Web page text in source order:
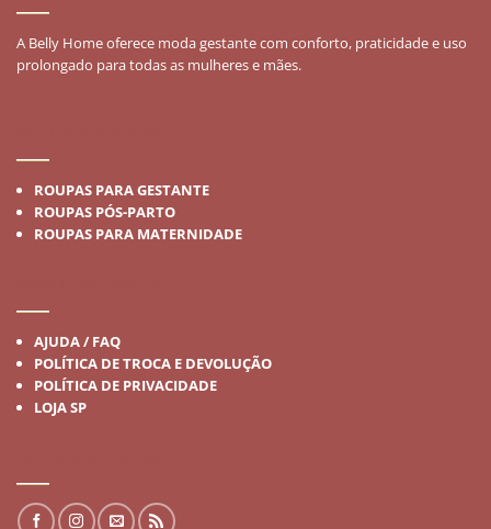
A Belly Home oferece moda gestante com conforto, praticidade e uso
prolongado para todas as mulheres e mães.
ROUPAS PARA GESTANTE
ROUPAS PÓS-PARTO
ROUPAS PARA MATERNIDADE
AJUDA / FAQ
POLÍTICA DE TROCA E DEVOLUÇÃO
POLÍTICA DE PRIVACIDADE
LOJA SP